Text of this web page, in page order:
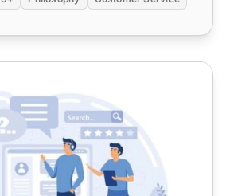
خدمة العملاء الاستباقية: نصائح وفوائد